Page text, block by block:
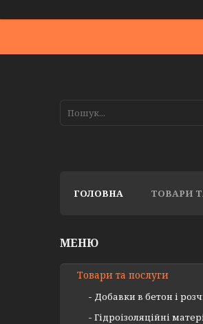
ГОЛОВНА ТОВАРИ
Товари та послуги
Добавки в бетон і
Гідроізоляційні